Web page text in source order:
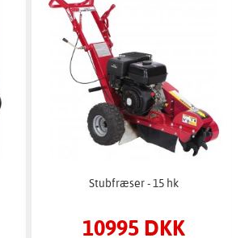
Stubfræser - 15 hk
10995 DKK